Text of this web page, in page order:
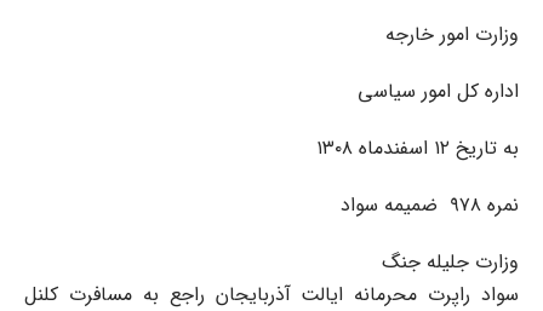
وزارت امور خارجه
اداره کل امور سیاسی
به تاریخ ۱۲ اسفندماه ۱۳۰۸
نمره ۹۷۸ ضمیمه سواد
وزارت جلیله جنگ
سواد راپرت محرمانه ایالت آذربایجان راجع به مسافرت کلنل